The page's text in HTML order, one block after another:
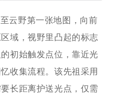
云野第一张地图，向前
域，视野里凸起的标志
初始触发点位，靠近光
收集流程。该先祖采用
长距离护送光点，仅需